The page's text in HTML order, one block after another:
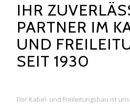
IHR
PARTNER IM
UND
SEIT 1930
Der Kabel- und Freileitungsbau ist